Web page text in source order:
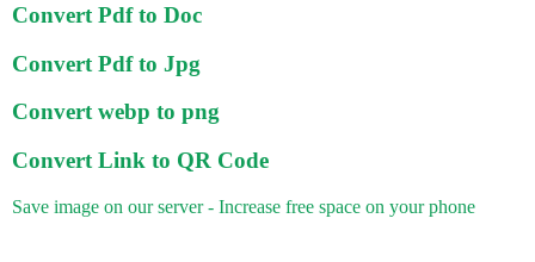
Convert Pdf to Doc
Convert Pdf to Jpg
Convert webp to png
Convert Link to QR Code
Save image on our server - Increase free space on your phone